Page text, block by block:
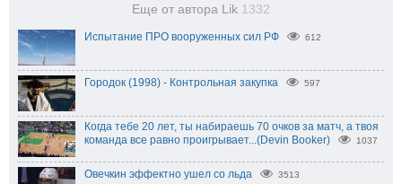
Еще от автора Lik 1332
Испытание ПРО вооруженных сил РФ 612
Городок (1998) - Контрольная закупка 597
Когда тебе 20 лет, ты набираешь 70 очков за матч, а твоя
команда все равно проигрывает...(Devin Booker)
1037
Овечкин эффектно ушел со льда 3513